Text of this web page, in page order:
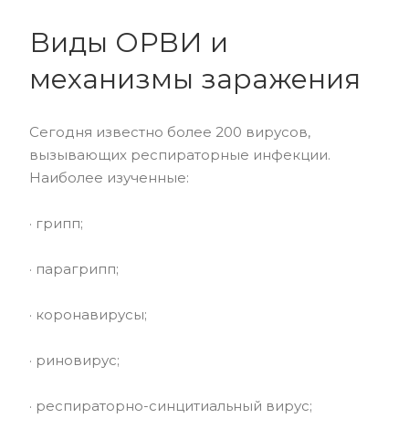
Виды ОРВИ и
механизмы заражения
Сегодня известно более 200 вирусов,
вызывающих респираторные инфекции.
Наиболее изученные:
· грипп;
· парагрипп;
· коронавирусы;
· риновирус;
· респираторно-синцитиальный вирус;